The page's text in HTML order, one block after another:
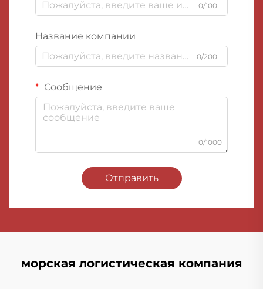
0/100
Название компании
0/200
Сообщение
0/1000
Отправить
морская логистическая компания